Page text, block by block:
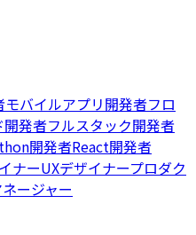
モバイルアプリ開発者フロ
開発者フルスタック開発者
開発者React開発者
ナーUXデザイナープロダク
ージャー